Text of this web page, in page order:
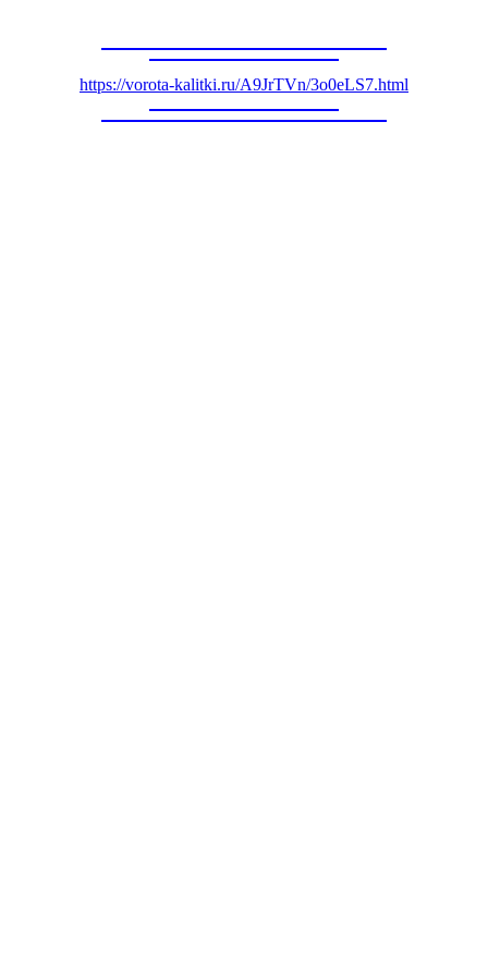
https://vorota-kalitki.ru/A9JrTVn/3o0eLS7.html